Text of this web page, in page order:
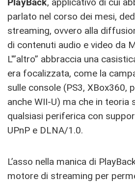
parlato nel corso dei mesi,
streaming, ovvero alla
di contenuti audio e video da
L'”altro” abbraccia una
era focalizzata, come la
sulle console (PS3, XBox360,
anche WII-U) ma che in teoria
qualsiasi periferica con
UPnP e DLNA/1.0.
L’asso nella manica di
motore di streaming per